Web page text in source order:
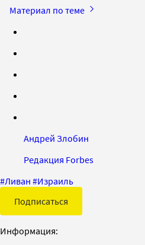
Материал по теме
Андрей Злобин
Редакция Forbes
#Ливан #Израиль
Подписаться
Информация: